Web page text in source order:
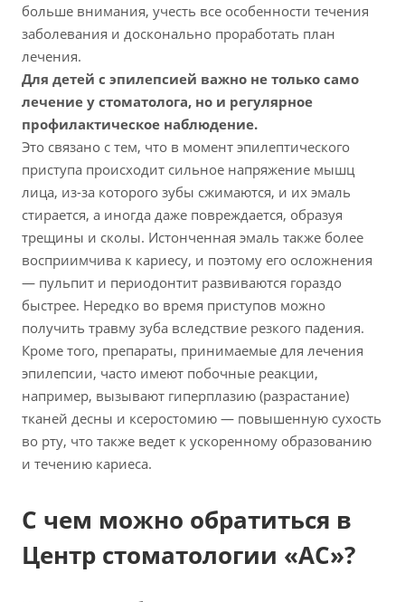
больше внимания, учесть все особенности течения
заболевания и досконально проработать план
лечения.
Для детей с эпилепсией важно не только само
лечение у стоматолога, но и регулярное
профилактическое наблюдение.
Это связано с тем, что в момент эпилептического
приступа происходит сильное напряжение мышц
лица, из-за которого зубы сжимаются, и их эмаль
стирается, а иногда даже повреждается, образуя
трещины и сколы. Истонченная эмаль также более
восприимчива к кариесу, и поэтому его осложнения
— пульпит и периодонтит развиваются гораздо
быстрее. Нередко во время приступов можно
получить травму зуба вследствие резкого падения.
Кроме того, препараты, принимаемые для лечения
эпилепсии, часто имеют побочные реакции,
например, вызывают гиперплазию (разрастание)
тканей десны и ксеростомию — повышенную сухость
во рту, что также ведет к ускоренному образованию
и течению кариеса.
С чем можно обратиться в
Центр стоматологии «АС»?